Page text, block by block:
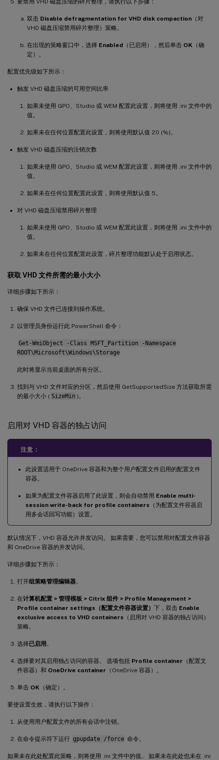
双击 Disable defragmentation for VHD disk compaction （对
VHD 磁盘压缩禁用碎片整理）策略。
在出现的策略窗口中，选择 Enabled （已启用），然后单击 OK （确
定）。
配置优先级如下所示：
触发 VHD 磁盘压缩的可用空间比率
如果未使用 GPO、Studio 或 WEM 配置此设置，则将使用 .ini 文件中的
值。
如果未在任何位置配置此设置，则将使用默认值 20 (%)。
触发 VHD 磁盘压缩的注销次数
如果未使用 GPO、Studio 或 WEM 配置此设置，则将使用 .ini 文件中的
值。
如果未在任何位置配置此设置，则将使用默认值 5。
对 VHD 磁盘压缩禁用碎片整理
如果未使用 GPO、Studio 或 WEM 配置此设置，则将使用 .ini 文件中的
值。
如果未在任何位置配置此设置，碎片整理功能默认处于启用状态。
获取 VHD 文件所需的最小大小
详细步骤如下所示：
确保 VHD 文件已连接到操作系统。
以管理员身份运行此 PowerShell 命令：
Get-WmiObject -Class MSFT_Partition -Namespace
ROOT\Microsoft\Windows\Storage
此时将显示当前桌面的所有分区。
找到与 VHD 文件对应的分区，然后使用 GetSupportedSize 方法获取所需
的最小大小 ( SizeMin )。
启用对 VHD 容器的独占访问
注意：
此设置适用于 OneDrive 容器和为整个用户配置文件启用的配置文件
容器。
如果为配置文件容器启用了此设置，则会自动禁用 Enable multi-
session write-back for profile containers （为配置文件容器启
用多会话回写功能）设置。
默认情况下，VHD 容器允许并发访问。 如果需要，您可以禁用对配置文件容器
和 OneDrive 容器的并发访问。
详细步骤如下所示：
打开组策略管理编辑器。
在计算机配置 > 管理模板 > Citrix 组件 > Profile Management >
Profile container settings（配置文件容器设置） 下，双击 Enable
exclusive access to VHD containers （启用对 VHD 容器的独占访问）
策略。
选择已启用 。
选择要对其启用独占访问的容器。 选项包括 Profile container （配置文
件容器）和 OneDrive container （OneDrive 容器）。
单击 OK （确定）。
要使设置生效，请执行以下操作：
从使用用户配置文件的所有会话中注销。
在命令提示符下运行 gpupdate /force 命令。
如果未在此处配置此策略，则将使用 .ini 文件中的值。 如果未在此处也未在 .ini